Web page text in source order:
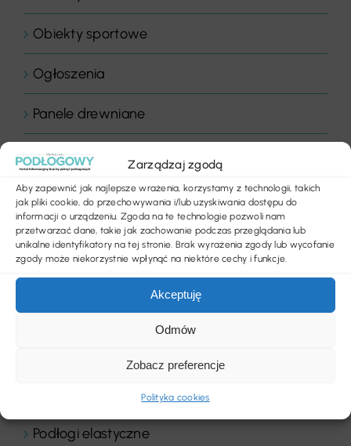
Zarządzaj zgodą
Aby zapewnić jak najlepsze wrażenia, korzystamy z technologii, takich
jak pliki cookie, do przechowywania i/lub uzyskiwania dostępu do
informacji o urządzeniu. Zgoda na te technologie pozwoli nam
przetwarzać dane, takie jak zachowanie podczas przeglądania lub
unikalne identyfikatory na tej stronie. Brak wyrażenia zgody lub wycofanie
zgody może niekorzystnie wpłynąć na niektóre cechy i funkcje.
Akceptuję
Odmów
Zobacz preferencje
Polityka cookies
Obiekty sportowe
Ogłoszenia
Panele drewniane
Parkiety
Placówki edukacyjne
Płytki dywanowe
Płyty
Podłogi
Podłogi drewniane
Podłogi elastyczne